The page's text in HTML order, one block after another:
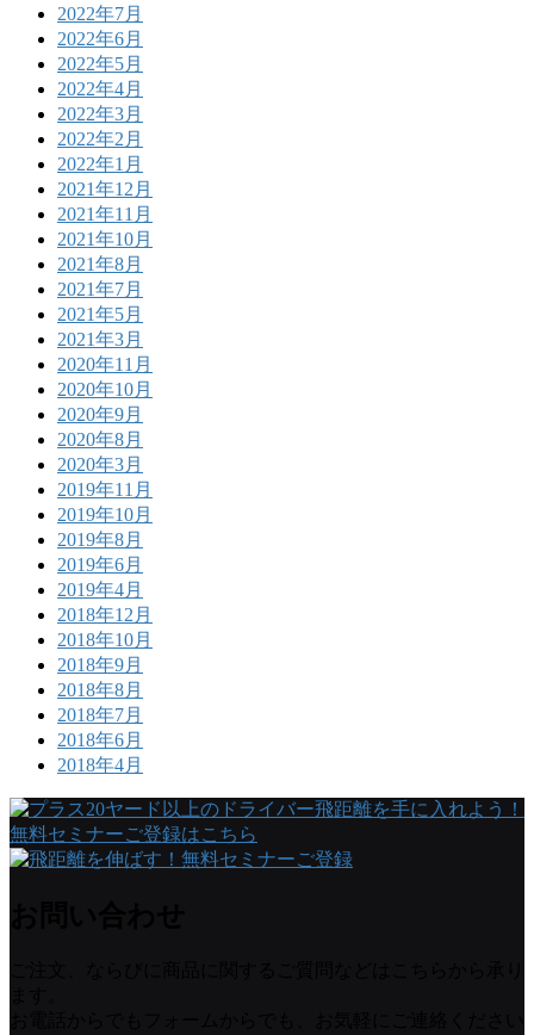
2022年7月
2022年6月
2022年5月
2022年4月
2022年3月
2022年2月
2022年1月
2021年12月
2021年11月
2021年10月
2021年8月
2021年7月
2021年5月
2021年3月
2020年11月
2020年10月
2020年9月
2020年8月
2020年3月
2019年11月
2019年10月
2019年8月
2019年6月
2019年4月
2018年12月
2018年10月
2018年9月
2018年8月
2018年7月
2018年6月
2018年4月